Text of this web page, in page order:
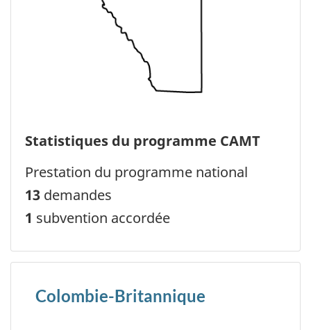
Statistiques du programme CAMT
Prestation du programme national
13 demandes
1 subvention accordée
Colombie-Britannique